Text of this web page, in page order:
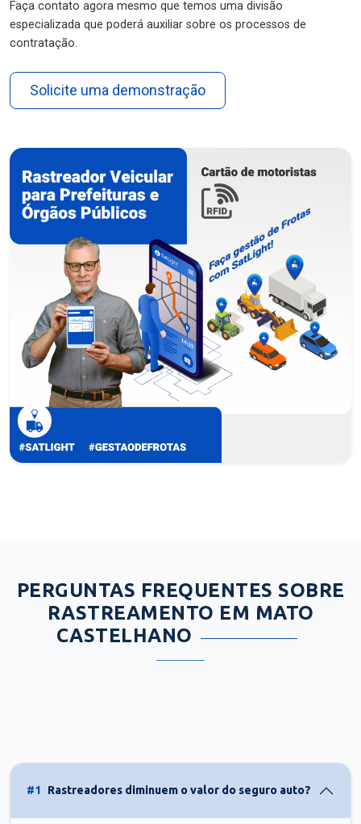
Faça contato agora mesmo que temos uma divisão
especializada que poderá auxiliar sobre os processos de
contratação.
Solicite uma demonstração
PERGUNTAS FREQUENTES SOBRE
RASTREAMENTO EM MATO
CASTELHANO
#1 Rastreadores diminuem o valor do seguro auto?